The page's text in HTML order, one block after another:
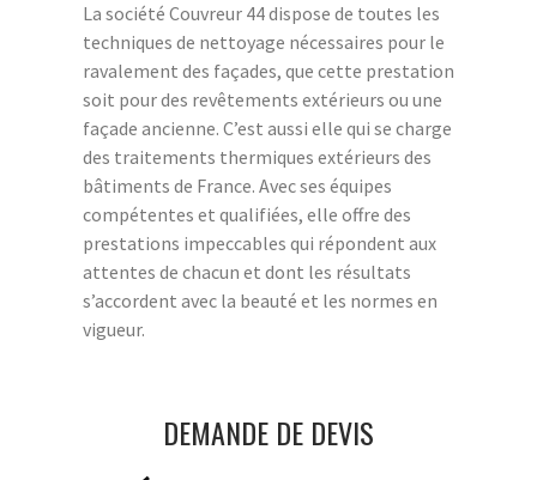
La société Couvreur 44 dispose de toutes les
techniques de nettoyage nécessaires pour le
ravalement des façades, que cette prestation
soit pour des revêtements extérieurs ou une
façade ancienne. C’est aussi elle qui se charge
des traitements thermiques extérieurs des
bâtiments de France. Avec ses équipes
compétentes et qualifiées, elle offre des
prestations impeccables qui répondent aux
attentes de chacun et dont les résultats
s’accordent avec la beauté et les normes en
vigueur.
DEMANDE DE DEVIS